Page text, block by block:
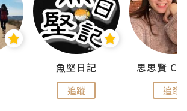
魚堅日記
追蹤 追蹤